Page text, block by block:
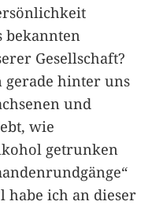
bekannten
Gesellschaft?
gerade hinter uns
und
wie
getrunken
habe ich an dieser